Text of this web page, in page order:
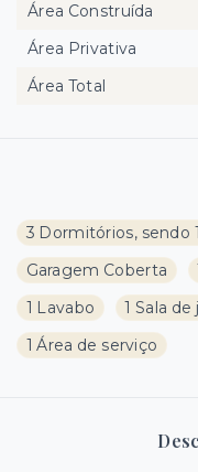
3 Dormitórios, sendo
Garagem Coberta
1 Lavabo
1 Sala
1 Área de serviço
Área Construída
Área Privativa
Área Total